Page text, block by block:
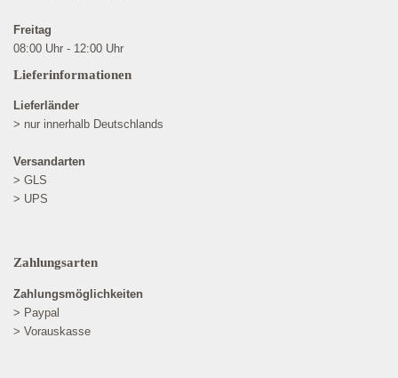
Freitag
08:00 Uhr - 12:00 Uhr
Lieferinformationen
Lieferländer
> nur innerhalb Deutschlands
Versandarten
> GLS
> UPS
Zahlungsarten
Zahlungsmöglichkeiten
> Paypal
> Vorauskasse